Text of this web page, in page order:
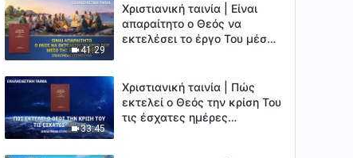
41:29
Χριστιανική ταινία | Είναι
απαραίτητο ο Θεός να
εκτελέσει το έργο Του μέσω
33:45
Χριστιανική ταινία | Πώς
εκτελεί ο Θεός την κρίση Του
τις έσχατες ημέρες